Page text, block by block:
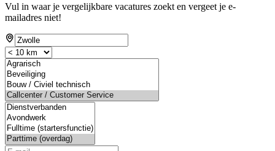
Vul in waar je vergelijkbare vacatures zoekt en vergeet je e-
mailadres niet!